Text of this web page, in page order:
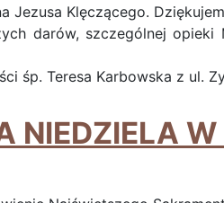
Jezusa Klęczącego.
darów, szczególnej
śp. Teresa Karbowska z ul.
NIEDZIELA